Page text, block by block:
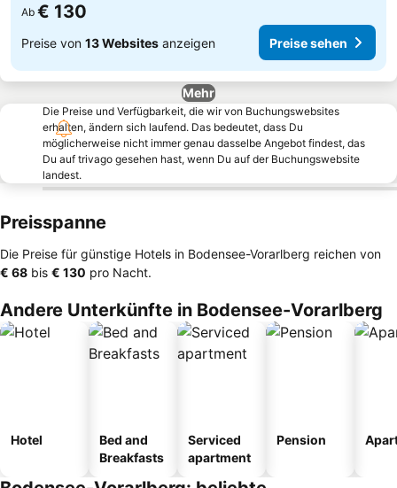
Ab € 130
Preise von 13 Websites anzeigen Preise sehen
Mehr
Die Preise und Verfügbarkeit, die wir von Buchungswebsites
erhalten, ändern sich laufend. Das bedeutet, dass Du
möglicherweise nicht immer genau dasselbe Angebot findest, das
Du auf trivago gesehen hast, wenn Du auf der Buchungswebsite
landest.
Preisspanne
Die Preise für günstige Hotels in Bodensee-Vorarlberg reichen von
‎€ 68 bis ‎€ 130 pro Nacht.
Andere Unterkünfte in Bodensee-Vorarlberg
Hotel
Bed and
Breakfasts
Serviced
apartment
Pension